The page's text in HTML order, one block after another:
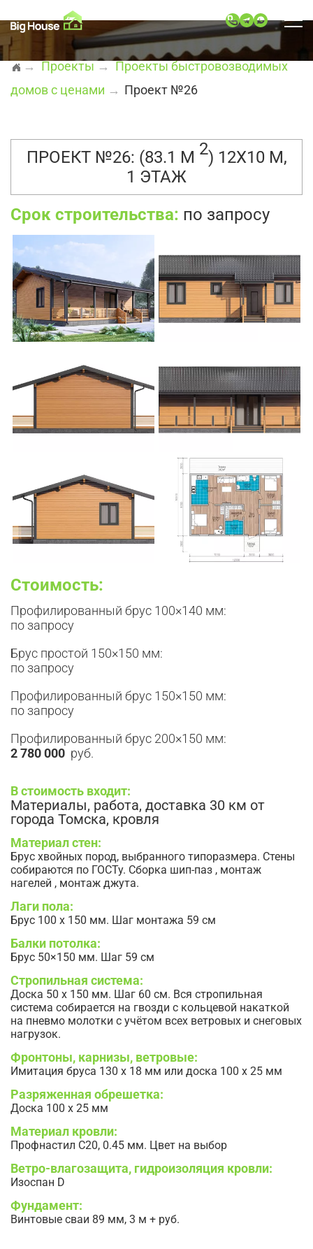
→ Проекты →
Проекты быстровозводимых
домов c ценами → Проект №26
ПРОЕКТ №26: (83.1 М 2) 12X10 М,
1 ЭТАЖ
Стоимость:
Профилированный брус 100×140 мм:
по запросу
Брус простой 150×150 мм:
по запросу
Профилированный брус 150×150 мм:
по запросу
Профилированный брус 200×150 мм:
2 780 000 руб.
Срок строительства: по запросу
В стоимость входит:
Материалы, работа, доставка 30 км от
города Томска, кровля
Материал стен:
Брус хвойных пород, выбранного типоразмера. Стены
собираются по ГОСТу. Сборка шип-паз , монтаж
нагелей , монтаж джута.
Лаги пола:
Брус 100 х 150 мм. Шаг монтажа 59 см
Балки потолка:
Брус 50×150 мм. Шаг 59 см
Стропильная система:
Доска 50 х 150 мм. Шаг 60 см. Вся стропильная
система собирается на гвозди с кольцевой накаткой
на пневмо молотки с учётом всех ветровых и снеговых
нагрузок.
Фронтоны, карнизы, ветровые:
Имитация бруса 130 х 18 мм или доска 100 х 25 мм
Разряженная обрешетка:
Доска 100 х 25 мм
Материал кровли:
Профнастил С20, 0.45 мм. Цвет на выбор
Ветро-влагозащита, гидроизоляция кровли:
Изоспан D
Фундамент:
Винтовые сваи 89 мм, 3 м + руб.